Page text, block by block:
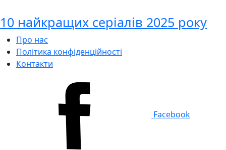
10 найкращих серіалів 2025 року
Про нас
Політика конфіденційності
Контакти
Facebook